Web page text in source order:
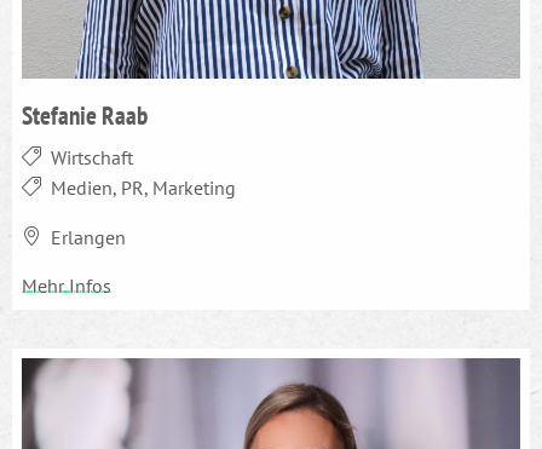
Stefanie Raab
Wirtschaft
Medien, PR, Marketing
Erlangen
Mehr Infos